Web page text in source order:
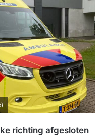
richting afgesloten